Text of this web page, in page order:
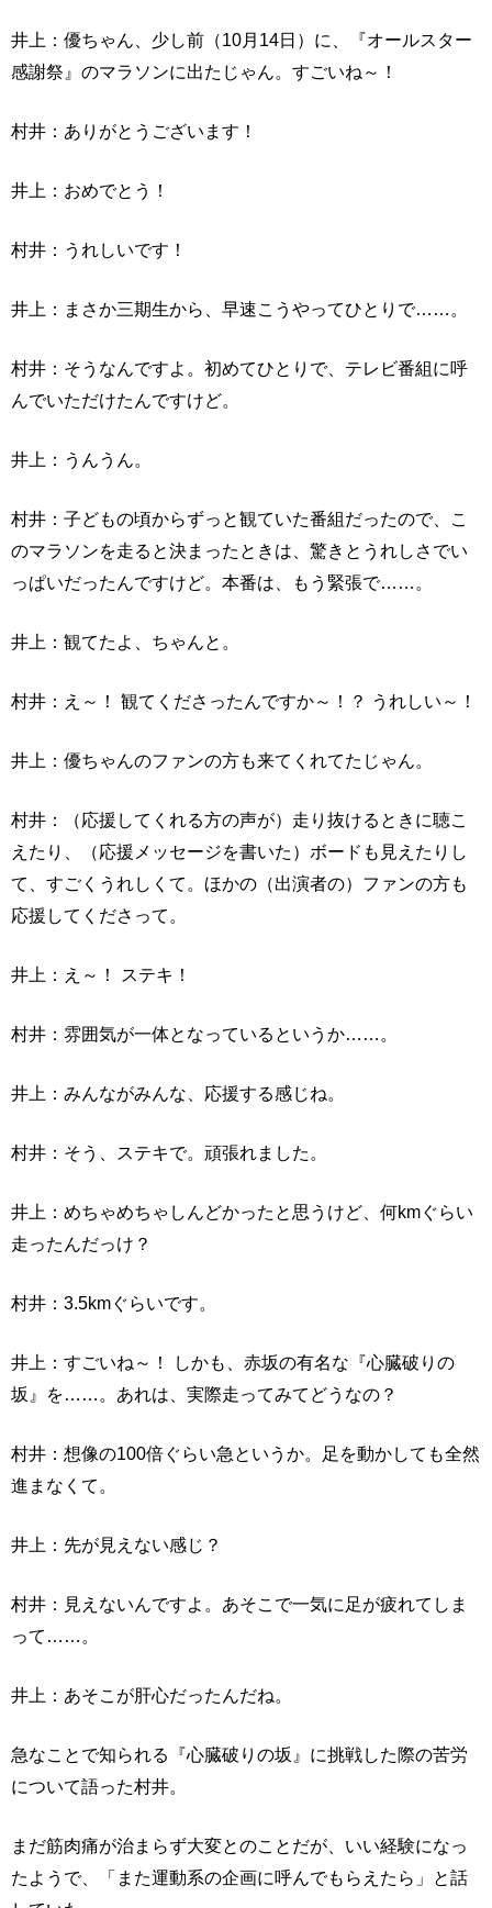
井上：優ちゃん、少し前（10月14日）に、『オールスター
感謝祭』のマラソンに出たじゃん。すごいね～！
村井：ありがとうございます！
井上：おめでとう！
村井：うれしいです！
井上：まさか三期生から、早速こうやってひとりで……。
村井：そうなんですよ。初めてひとりで、テレビ番組に呼
んでいただけたんですけど。
井上：うんうん。
村井：子どもの頃からずっと観ていた番組だったので、こ
のマラソンを走ると決まったときは、驚きとうれしさでい
っぱいだったんですけど。本番は、もう緊張で……。
井上：観てたよ、ちゃんと。
村井：え～！ 観てくださったんですか～！？ うれしい～！
井上：優ちゃんのファンの方も来てくれてたじゃん。
村井：（応援してくれる方の声が）走り抜けるときに聴こ
えたり、（応援メッセージを書いた）ボードも見えたりし
て、すごくうれしくて。ほかの（出演者の）ファンの方も
応援してくださって。
井上：え～！ ステキ！
村井：雰囲気が一体となっているというか……。
井上：みんながみんな、応援する感じね。
村井：そう、ステキで。頑張れました。
井上：めちゃめちゃしんどかったと思うけど、何kmぐらい
走ったんだっけ？
村井：3.5kmぐらいです。
井上：すごいね～！ しかも、赤坂の有名な『心臓破りの
坂』を……。あれは、実際走ってみてどうなの？
村井：想像の100倍ぐらい急というか。足を動かしても全然
進まなくて。
井上：先が見えない感じ？
村井：見えないんですよ。あそこで一気に足が疲れてしま
って……。
井上：あそこが肝心だったんだね。
急なことで知られる『心臓破りの坂』に挑戦した際の苦労
について語った村井。
まだ筋肉痛が治まらず大変とのことだが、いい経験になっ
たようで、「また運動系の企画に呼んでもらえたら」と話